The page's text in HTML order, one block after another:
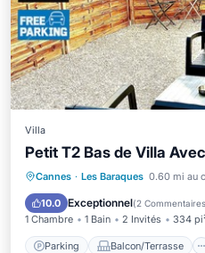
Villa
Petit T2 Bas de Villa
Cannes · Les Baraques 0.60 mi au
10.0 Exceptionnel(2 Commentaires
1 Chambre 1 Bain 2 Invités 334
Parking Balcon/Terrasse
Parking Balcon/
Climatisation